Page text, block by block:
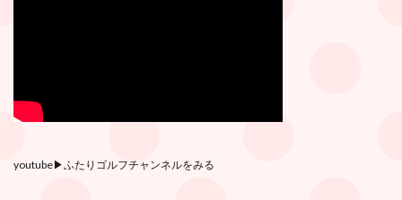
youtube▶︎ふたりゴルフチャンネルをみる